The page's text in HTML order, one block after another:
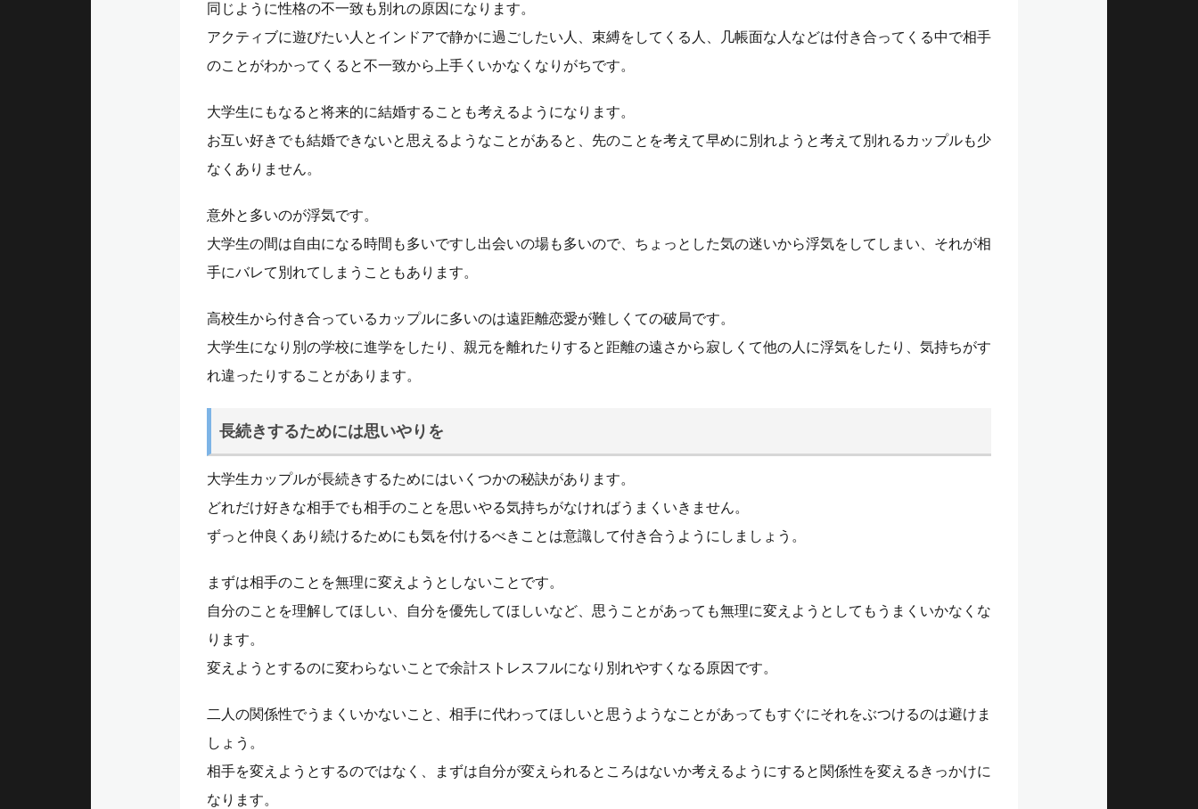
同じように性格の不一致も別れの原因になります。
アクティブに遊びたい人とインドアで静かに過ごしたい人、束縛をしてくる人、几帳面な人などは付き合ってくる中で相手
のことがわかってくると不一致から上手くいかなくなりがちです。
大学生にもなると将来的に結婚することも考えるようになります。
お互い好きでも結婚できないと思えるようなことがあると、先のことを考えて早めに別れようと考えて別れるカップルも少
なくありません。
意外と多いのが浮気です。
大学生の間は自由になる時間も多いですし出会いの場も多いので、ちょっとした気の迷いから浮気をしてしまい、それが相
手にバレて別れてしまうこともあります。
高校生から付き合っているカップルに多いのは遠距離恋愛が難しくての破局です。
大学生になり別の学校に進学をしたり、親元を離れたりすると距離の遠さから寂しくて他の人に浮気をしたり、気持ちがす
れ違ったりすることがあります。
長続きするためには思いやりを
大学生カップルが長続きするためにはいくつかの秘訣があります。
どれだけ好きな相手でも相手のことを思いやる気持ちがなければうまくいきません。
ずっと仲良くあり続けるためにも気を付けるべきことは意識して付き合うようにしましょう。
まずは相手のことを無理に変えようとしないことです。
自分のことを理解してほしい、自分を優先してほしいなど、思うことがあっても無理に変えようとしてもうまくいかなくな
ります。
変えようとするのに変わらないことで余計ストレスフルになり別れやすくなる原因です。
二人の関係性でうまくいかないこと、相手に代わってほしいと思うようなことがあってもすぐにそれをぶつけるのは避けま
しょう。
相手を変えようとするのではなく、まずは自分が変えられるところはないか考えるようにすると関係性を変えるきっかけに
なります。